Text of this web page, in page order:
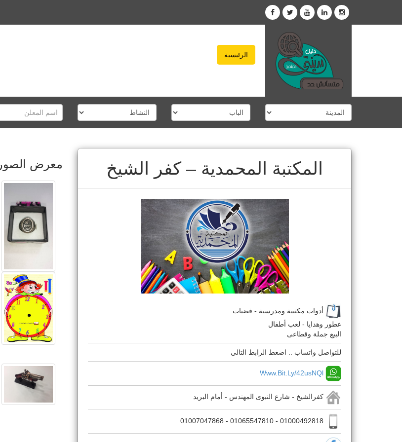
الرئيسية
المكتبة المحمدية – كفر الشيخ
أدوات مكتبية ومدرسية - فضيات
عطور وهدايا - لعب أطفال
البيع جملة وقطاعى
للتواصل واتساب .. اضغط الرابط التالي
Www.bit.ly/42usNQl
كفرالشيخ - شارع النبوى المهندس - أمام البريد
معرض الصور